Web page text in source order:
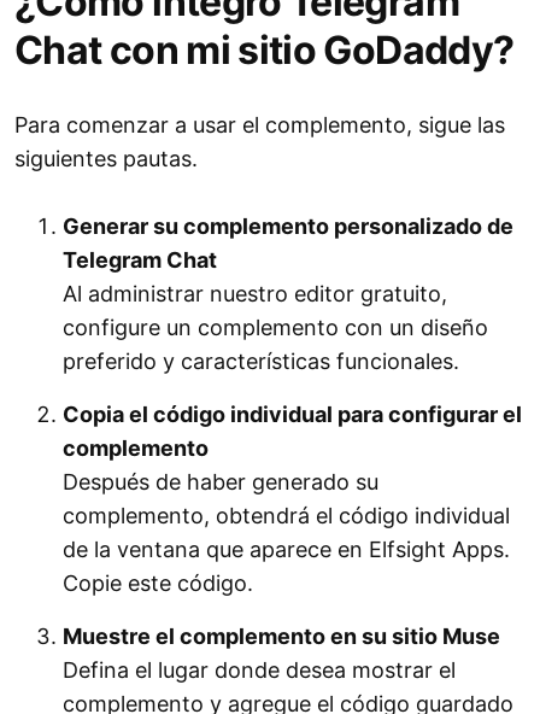
Chat con mi sitio GoDaddy?
Para comenzar a usar el complemento, sigue las
siguientes pautas.
Generar su complemento personalizado de
Telegram Chat
Al administrar nuestro editor gratuito,
configure un complemento con un diseño
preferido y características funcionales.
Copia el código individual para configurar el
complemento
Después de haber generado su
complemento, obtendrá el código individual
de la ventana que aparece en Elfsight Apps.
Copie este código.
Muestre el complemento en su sitio Muse
Defina el lugar donde desea mostrar el
complemento y agregue el código guardado